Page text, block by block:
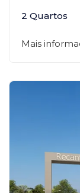
2 Quartos
Mais